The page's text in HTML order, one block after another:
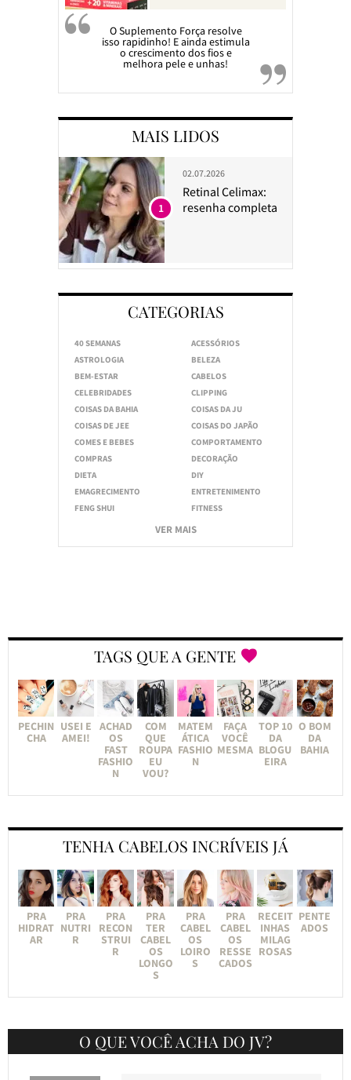
O Suplemento Força resolve
isso rapidinho! E ainda estimula
o crescimento dos fios e
melhora pele e unhas!
MAIS LIDOS
02.07.2026
Retinal Celimax:
resenha completa
1
CATEGORIAS
40 SEMANAS
ACESSÓRIOS
ASTROLOGIA
BELEZA
BEM-ESTAR
CABELOS
CELEBRIDADES
CLIPPING
COISAS DA BAHIA
COISAS DA JU
COISAS DE JEE
COISAS DO JAPÃO
COMES E BEBES
COMPORTAMENTO
COMPRAS
DECORAÇÃO
DIETA
DIY
EMAGRECIMENTO
ENTRETENIMENTO
FENG SHUI
FITNESS
VER MAIS
TAGS QUE A GENTE
PECHIN
CHA
USEI E
AMEI!
ACHAD
OS
FAST
FASHIO
N
COM
QUE
ROUPA
EU
VOU?
MATEM
ÁTICA
FASHIO
N
FAÇA
VOCÊ
MESMA
TOP 10
DA
BLOGU
EIRA
O BOM
DA
BAHIA
TENHA CABELOS INCRÍVEIS JÁ
PRA
HIDRAT
AR
PRA
NUTRI
R
PRA
RECON
STRUI
R
PRA
TER
CABEL
OS
LONGO
S
PRA
CABEL
OS
LOIRO
S
PRA
CABEL
OS
RESSE
CADOS
RECEIT
INHAS
MILAG
ROSAS
PENTE
ADOS
O QUE VOCÊ ACHA DO JV?